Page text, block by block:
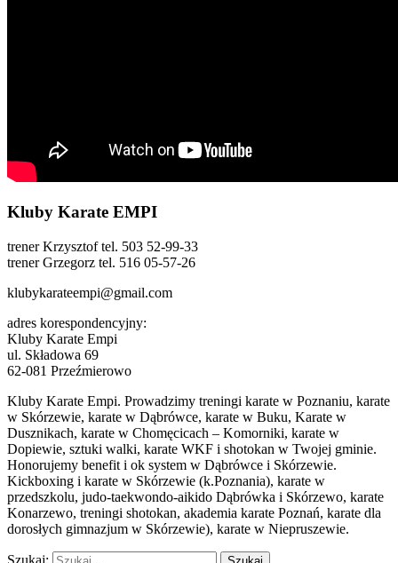
Kluby Karate EMPI
trener Krzysztof tel. 503 52-99-33
trener Grzegorz tel. 516 05-57-26
klubykarateempi@gmail.com
adres korespondencyjny:
Kluby Karate Empi
ul. Składowa 69
62-081 Przeźmierowo
Kluby Karate Empi. Prowadzimy treningi karate w Poznaniu, karate
w Skórzewie, karate w Dąbrówce, karate w Buku, Karate w
Dusznikach, karate w Chomęcicach – Komorniki, karate w
Dopiewie, sztuki walki, karate WKF i shotokan w Twojej gminie.
Honorujemy benefit i ok system w Dąbrówce i Skórzewie.
Kickboxing i karate w Skórzewie (k.Poznania), karate w
przedszkolu, judo-taekwondo-aikido Dąbrówka i Skórzewo, karate
Konarzewo, treningi shotokan, akademia karate Poznań, karate dla
dorosłych gimnazjum w Skórzewie), karate w Niepruszewie.
Szukaj: